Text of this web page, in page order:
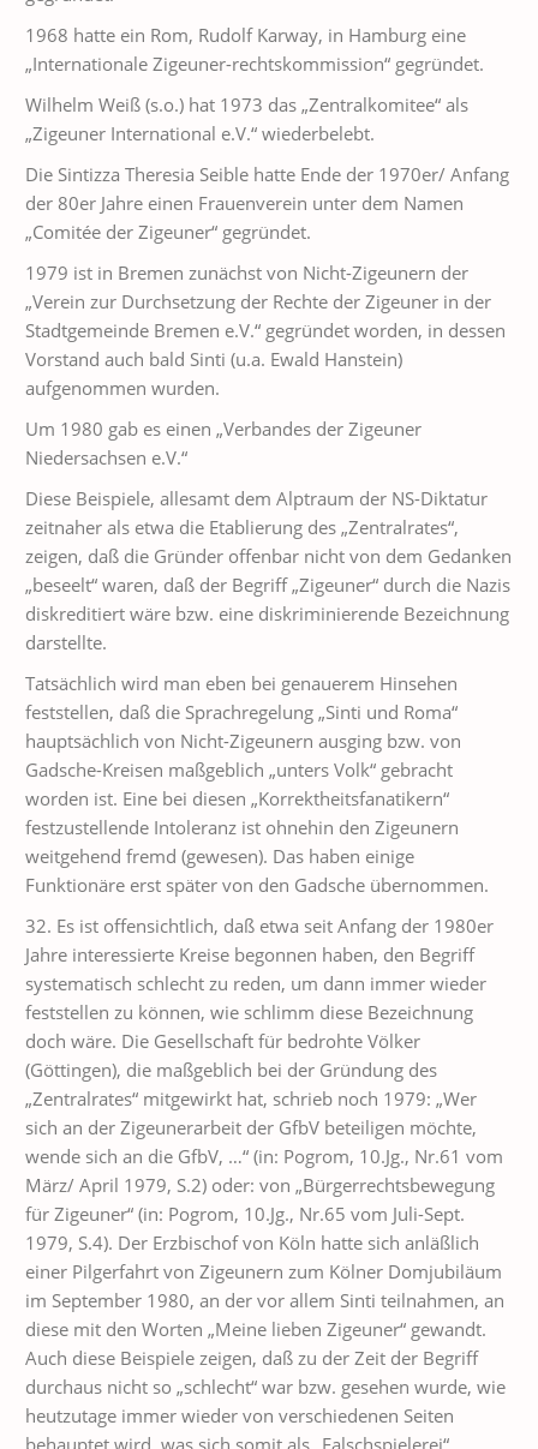
1968 hatte ein Rom, Rudolf Karway, in Hamburg eine
„Internationale Zigeuner-rechtskommission“ gegründet.
Wilhelm Weiß (s.o.) hat 1973 das „Zentralkomitee“ als
„Zigeuner International e.V.“ wiederbelebt.
Die Sintizza Theresia Seible hatte Ende der 1970er/ Anfang
der 80er Jahre einen Frauenverein unter dem Namen
„Comitée der Zigeuner“ gegründet.
1979 ist in Bremen zunächst von Nicht-Zigeunern der
„Verein zur Durchsetzung der Rechte der Zigeuner in der
Stadtgemeinde Bremen e.V.“ gegründet worden, in dessen
Vorstand auch bald Sinti (u.a. Ewald Hanstein)
aufgenommen wurden.
Um 1980 gab es einen „Verbandes der Zigeuner
Niedersachsen e.V.“
Diese Beispiele, allesamt dem Alptraum der NS-Diktatur
zeitnaher als etwa die Etablierung des „Zentralrates“,
zeigen, daß die Gründer offenbar nicht von dem Gedanken
„beseelt“ waren, daß der Begriff „Zigeuner“ durch die Nazis
diskreditiert wäre bzw. eine diskriminierende Bezeichnung
darstellte.
Tatsächlich wird man eben bei genauerem Hinsehen
feststellen, daß die Sprachregelung „Sinti und Roma“
hauptsächlich von Nicht-Zigeunern ausging bzw. von
Gadsche-Kreisen maßgeblich „unters Volk“ gebracht
worden ist. Eine bei diesen „Korrektheitsfanatikern“
festzustellende Intoleranz ist ohnehin den Zigeunern
weitgehend fremd (gewesen). Das haben einige
Funktionäre erst später von den Gadsche übernommen.
32. Es ist offensichtlich, daß etwa seit Anfang der 1980er
Jahre interessierte Kreise begonnen haben, den Begriff
systematisch schlecht zu reden, um dann immer wieder
feststellen zu können, wie schlimm diese Bezeichnung
doch wäre. Die Gesellschaft für bedrohte Völker
(Göttingen), die maßgeblich bei der Gründung des
„Zentralrates“ mitgewirkt hat, schrieb noch 1979: „Wer
sich an der Zigeunerarbeit der GfbV beteiligen möchte,
wende sich an die GfbV, …“ (in: Pogrom, 10.Jg., Nr.61 vom
März/ April 1979, S.2) oder: von „Bürgerrechtsbewegung
für Zigeuner“ (in: Pogrom, 10.Jg., Nr.65 vom Juli-Sept.
1979, S.4). Der Erzbischof von Köln hatte sich anläßlich
einer Pilgerfahrt von Zigeunern zum Kölner Domjubiläum
im September 1980, an der vor allem Sinti teilnahmen, an
diese mit den Worten „Meine lieben Zigeuner“ gewandt.
Auch diese Beispiele zeigen, daß zu der Zeit der Begriff
durchaus nicht so „schlecht“ war bzw. gesehen wurde, wie
heutzutage immer wieder von verschiedenen Seiten
behauptet wird, was sich somit als „Falschspielerei“